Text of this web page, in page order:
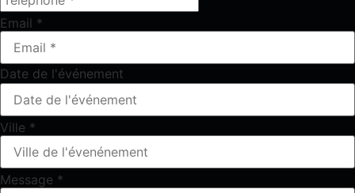
Email *
Date de l'événement
Ville *
Message *